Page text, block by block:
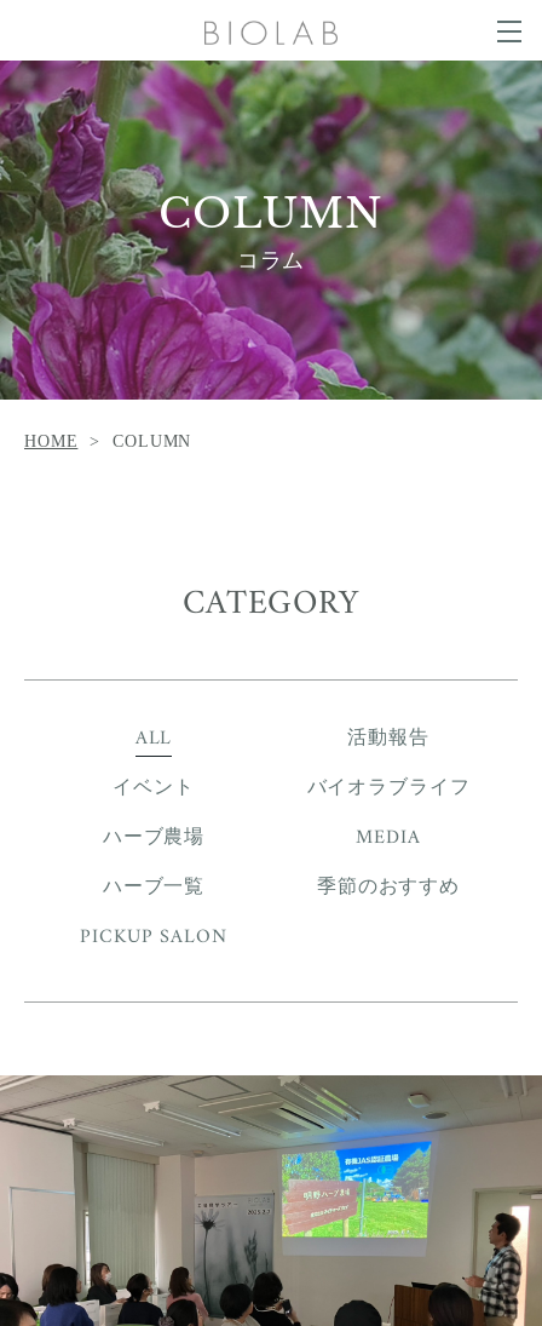
t
o
g
g
l
e
n
v
o
COLUMN
コラム
HOME COLUMN
CATEGORY
ALL
活動報告
イベント
バイオラブライフ
ハーブ農場
MEDIA
ハーブ一覧
季節のおすすめ
PICKUP SALON
g
l
e
n
a
v
i
g
a
i
COLUMN
SALON LIST
NEWS CONTACT
ONLINE SHOP